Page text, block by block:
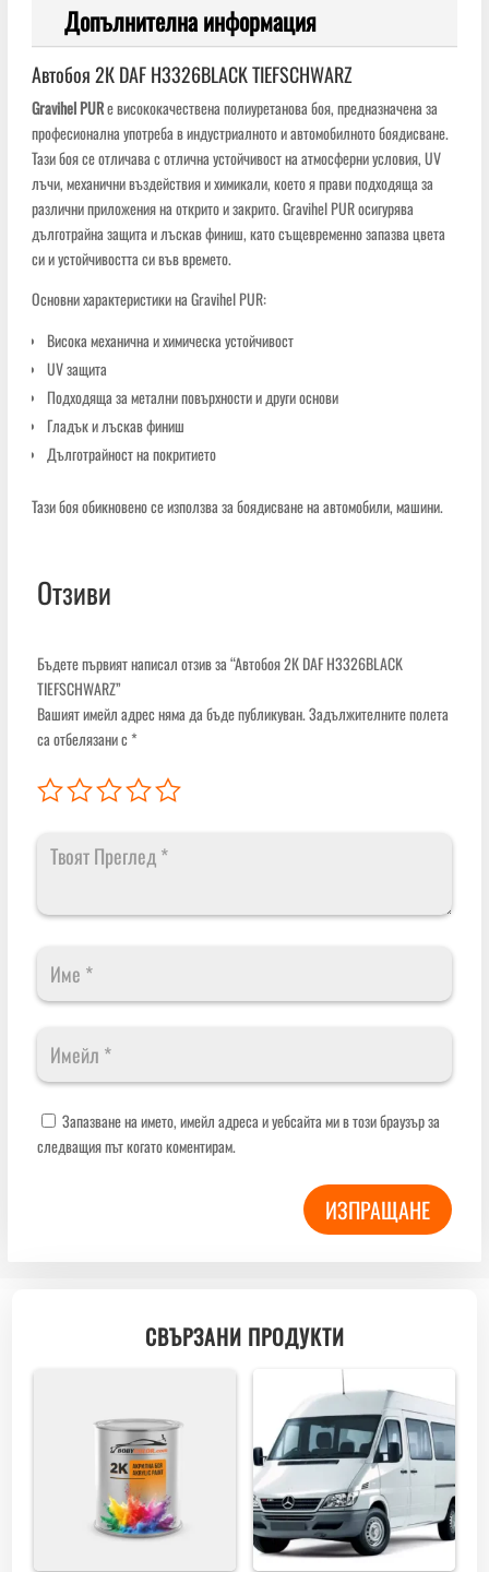
Допълнителна информация
Автобоя 2К DAF H3326BLACK TIEFSCHWARZ
Gravihel PURе висококачествена полиуретанова боя, предназначена за
професионална употреба в индустриалното и автомобилното боядисване.
Тази боя се отличава с отлична устойчивост на атмосферни условия, UV
лъчи, механични въздействия и химикали, което я прави подходяща за
различни приложения на открито и закрито. Gravihel PUR осигурява
дълготрайна защита и лъскав финиш, като същевременно запазва цвета
си и устойчивостта си във времето.
Основни характеристики на Gravihel PUR:
Висока механична и химическа устойчивост
UV защита
Подходяща за метални повърхности и други основи
Гладък и лъскав финиш
Дълготрайност на покритието
Тази боя обикновено се използва за боядисване на автомобили, машини.
Отзиви
Бъдете първият написал отзив за “Автобоя 2К DAF H3326BLACK
TIEFSCHWARZ”
Вашият имейл адрес няма да бъде публикуван.Задължителните полета
са отбелязани с*
Запазване на името, имейл адреса и уебсайта ми в този браузър за
следващия път когато коментирам.
ИЗПРАЩАНЕ
СВЪРЗАНИ ПРОДУКТИ